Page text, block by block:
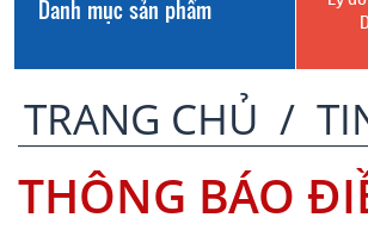
Danh mục sản phẩm
TRANG CHỦ /
THÔNG BÁO